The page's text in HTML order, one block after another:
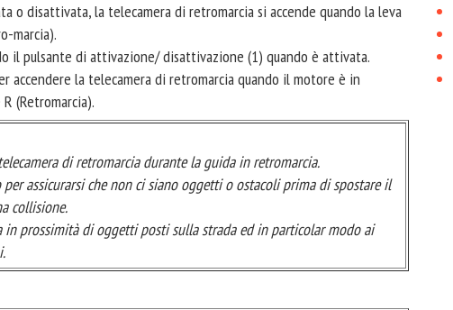
o disattivata, la telecamera di retromarcia si accende quando la leva
marcia).
il pulsante di attivazione/ disattivazione (1) quando è attivata.
accendere la telecamera di retromarcia quando il motore è in
(Retromarcia).
di retromarcia durante la guida in retromarcia.
assicurarsi che non ci siano oggetti o ostacoli prima di spostare il
collisione.
in prossimità di oggetti posti sulla strada ed in particolar modo ai